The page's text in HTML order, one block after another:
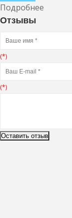
Подробнее
Отзывы